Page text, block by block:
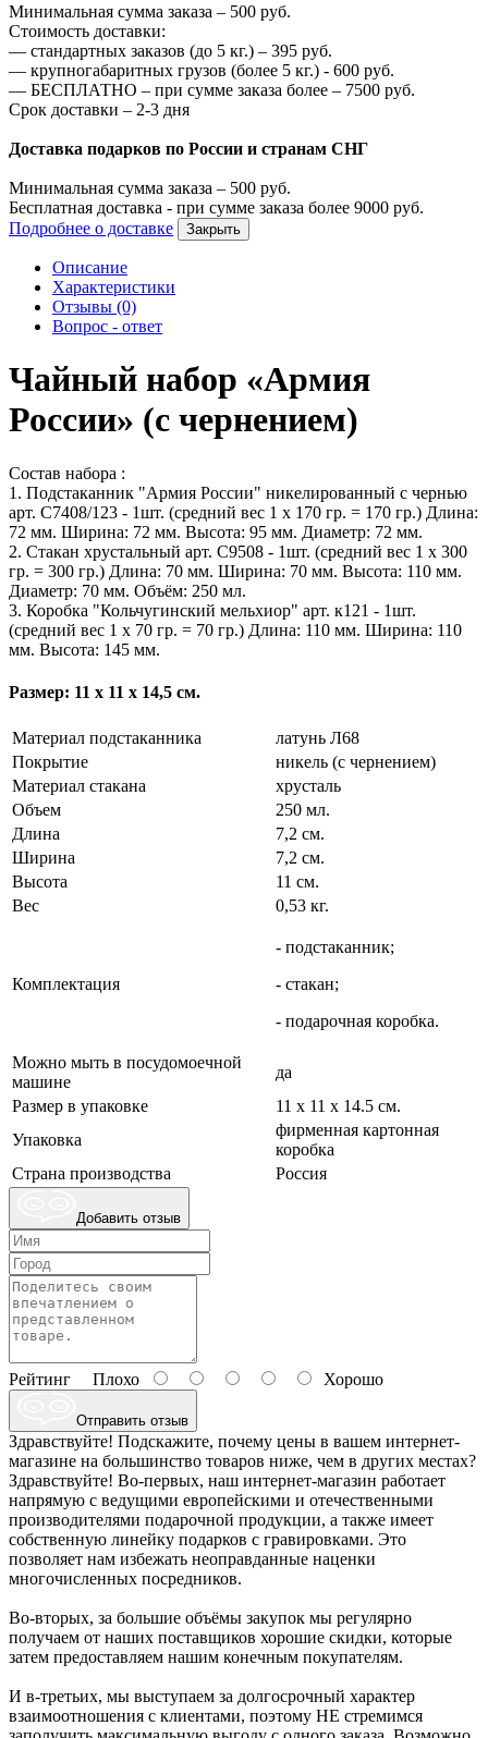
Минимальная сумма заказа – 500 руб.
Стоимость доставки:
— стандартных заказов (до 5 кг.) – 395 руб.
— крупногабаритных грузов (более 5 кг.) - 600 руб.
— БЕСПЛАТНО – при сумме заказа более – 7500 руб.
Срок доставки – 2-3 дня
Доставка подарков по России и странам СНГ
Минимальная сумма заказа – 500 руб.
Бесплатная доставка - при сумме заказа более 9000 руб.
Подробнее о доставке
Закрыть
Описание
Характеристики
Отзывы (0)
Вопрос - ответ
Чайный набор «Армия
России» (с чернением)
Состав набора :
1. Подстаканник "Армия России" никелированный с чернью
арт. С7408/123 - 1шт. (средний вес 1 х 170 гр. = 170 гр.) Длина:
72 мм. Ширина: 72 мм. Высота: 95 мм. Диаметр: 72 мм.
2. Стакан хрустальный арт. С9508 - 1шт. (средний вес 1 х 300
гр. = 300 гр.) Длина: 70 мм. Ширина: 70 мм. Высота: 110 мм.
Диаметр: 70 мм. Объём: 250 мл.
3. Коробка "Кольчугинский мельхиор" арт. к121 - 1шт.
(средний вес 1 х 70 гр. = 70 гр.) Длина: 110 мм. Ширина: 110
мм. Высота: 145 мм.
Размер: 11 х 11 х 14,5 см.
Материал подстаканника
латунь Л68
Покрытие
никель (с чернением)
Материал стакана
хрусталь
Объем
250 мл.
Длина
7,2 см.
Ширина
7,2 см.
Высота
11 см.
Вес
0,53 кг.
Комплектация
- подстаканник;
- стакан;
- подарочная коробка.
Можно мыть в посудомоечной
машине
да
Размер в упаковке
11 х 11 х 14.5 см.
Упаковка
фирменная картонная
коробка
Страна производства
Россия
Добавить отзыв
Рейтинг Плохо Хорошо
Отправить отзыв
Здравствуйте! Подскажите, почему цены в вашем интернет-
магазине на большинство товаров ниже, чем в других местах?
Здравствуйте! Во-первых, наш интернет-магазин работает
напрямую с ведущими европейскими и отечественными
производителями подарочной продукции, а также имеет
собственную линейку подарков с гравировками. Это
позволяет нам избежать неоправданные наценки
многочисленных посредников.
Во-вторых, за большие объёмы закупок мы регулярно
получаем от наших поставщиков хорошие скидки, которые
затем предоставляем нашим конечным покупателям.
И в-третьих, мы выступаем за долгосрочный характер
взаимоотношения с клиентами, поэтому НЕ стремимся